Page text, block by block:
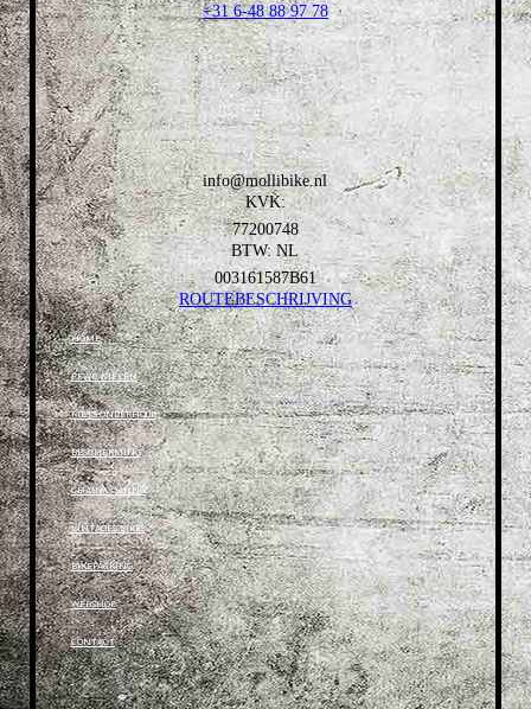
+31 6-48 88 97 78
info@mollibike.nl
KVK:
77200748
BTW: NL
003161587B61
ROUTEBESCHRIJVING
HOME
FFWD WIELEN
FIETS ONDERHOUD
BESCHERMING
CHAIN COATING
VINTAGES BIKES
BIKEPACKING
WEBSHOP
CONTACT
.